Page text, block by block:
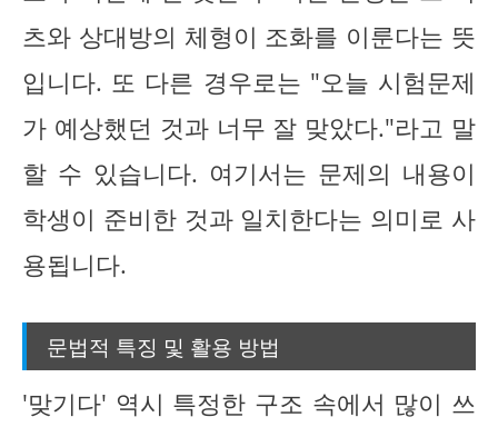
츠와 상대방의 체형이 조화를 이룬다는 뜻
입니다. 또 다른 경우로는 "오늘 시험문제
가 예상했던 것과 너무 잘 맞았다."라고 말
할 수 있습니다. 여기서는 문제의 내용이
학생이 준비한 것과 일치한다는 의미로 사
용됩니다.
문법적 특징 및 활용 방법
'맞기다' 역시 특정한 구조 속에서 많이 쓰